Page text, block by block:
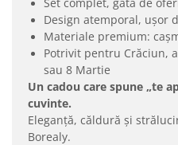
Design atemporal, ușor
Materiale premium:
Potrivit pentru Crăciun,
sau 8 Martie
Un cadou care spune „te
cuvinte.
Eleganță, căldură și
Borealy.